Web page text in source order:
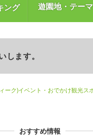
ング 遊園地・テー
ます。
ーク)イベント・おでかけ観光ス
おすすめ情報